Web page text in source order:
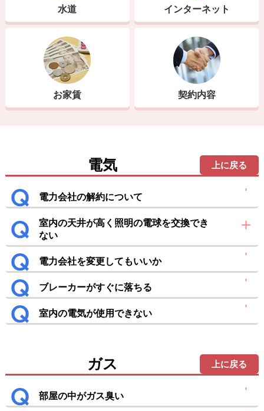
水道 インターネット
お家賃 契約内容
電気 上に戻る
電力会社の解約について
室内の天井が高く照明の電球を交換でき
ない
電力会社を変更してもいいか
ブレーカーがすぐに落ちる
室内の電気が使用できない
ガス 上に戻る
部屋の中がガス臭い